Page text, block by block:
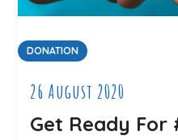
DONATION
26 August 2020
Get Ready For